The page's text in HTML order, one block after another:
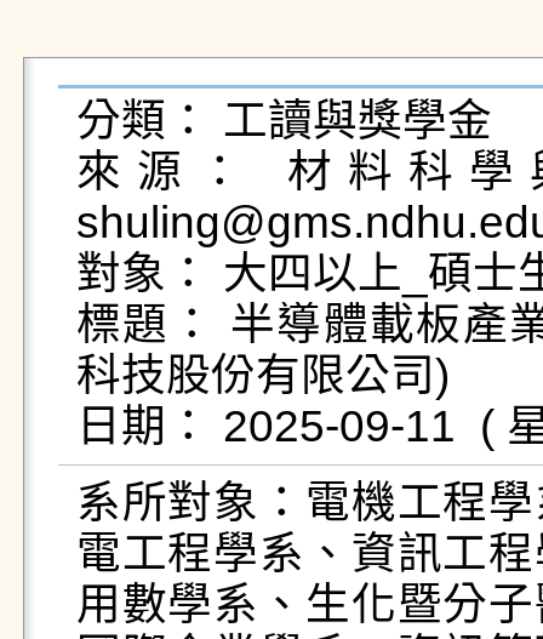
分類： 工讀與獎學金
來源： 材料科
對象： 大四以上_碩士
標題： 半導體載板產
科技股份有限公司)
系所對象：電機工程
電工程學系、資訊工
用數學系、生化暨分